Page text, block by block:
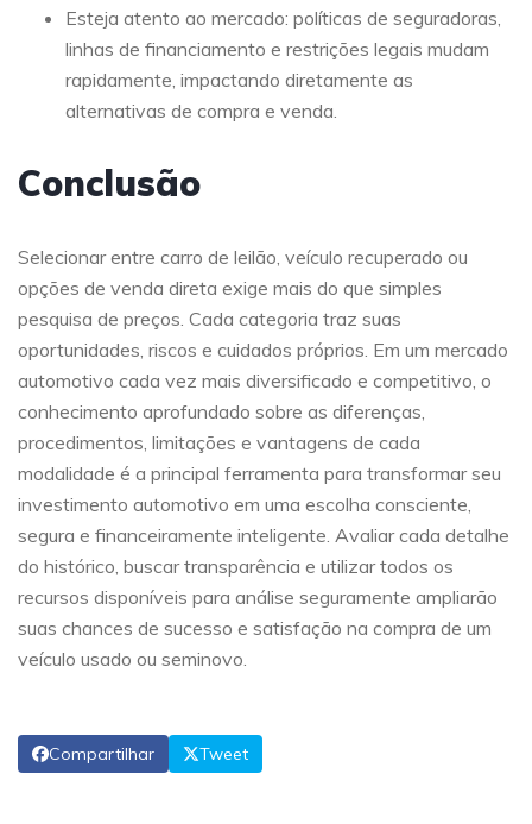
Esteja atento ao mercado: políticas de seguradoras,
linhas de financiamento e restrições legais mudam
rapidamente, impactando diretamente as
alternativas de compra e venda.
Conclusão
Selecionar entre carro de leilão, veículo recuperado ou
opções de venda direta exige mais do que simples
pesquisa de preços. Cada categoria traz suas
oportunidades, riscos e cuidados próprios. Em um mercado
automotivo cada vez mais diversificado e competitivo, o
conhecimento aprofundado sobre as diferenças,
procedimentos, limitações e vantagens de cada
modalidade é a principal ferramenta para transformar seu
investimento automotivo em uma escolha consciente,
segura e financeiramente inteligente. Avaliar cada detalhe
do histórico, buscar transparência e utilizar todos os
recursos disponíveis para análise seguramente ampliarão
suas chances de sucesso e satisfação na compra de um
veículo usado ou seminovo.
Compartilhar Tweet